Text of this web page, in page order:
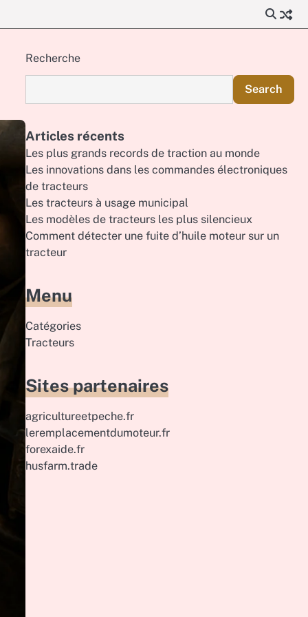
Recherche
Search
Articles récents
Les plus grands records de traction au monde
Les innovations dans les commandes électroniques
de tracteurs
Les tracteurs à usage municipal
Les modèles de tracteurs les plus silencieux
Comment détecter une fuite d’huile moteur sur un
tracteur
Menu
Catégories
Tracteurs
Sites partenaires
agricultureetpeche.fr
leremplacementdumoteur.fr
forexaide.fr
husfarm.trade